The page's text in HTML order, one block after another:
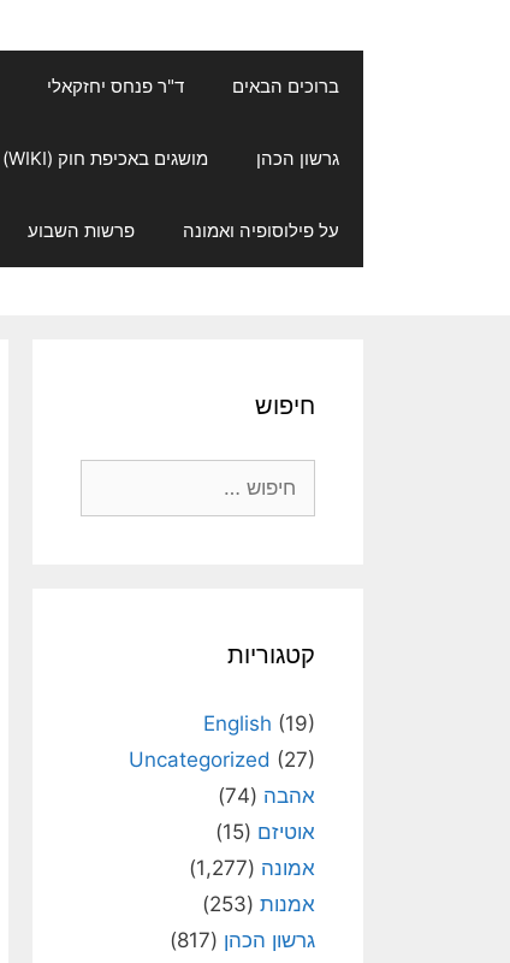
ברוכים הבאים ד"ר פנחס יחזקאלי
גרשון הכהן מושגים באכיפת חוק (WIKI)
על פילוסופיה ואמונה פרשות השבוע
חיפוש
קטגוריות
English (19)
Uncategorized (27)
אהבה (74)
אוטיזם (15)
אמונה (1,277)
אמנות (253)
גרשון הכהן (817)